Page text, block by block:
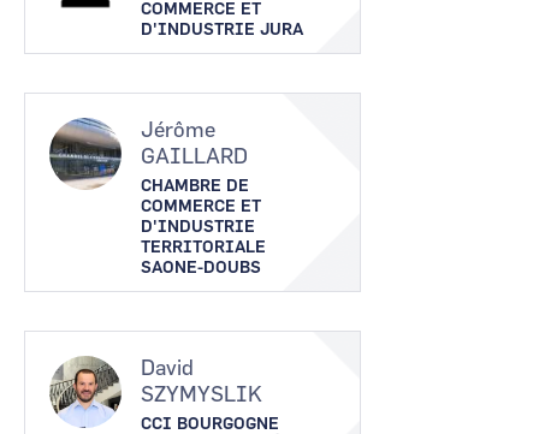
COMMERCE ET
D'INDUSTRIE JURA
Jérôme
GAILLARD
CHAMBRE DE
COMMERCE ET
D'INDUSTRIE
TERRITORIALE
SAONE-DOUBS
David
SZYMYSLIK
CCI BOURGOGNE